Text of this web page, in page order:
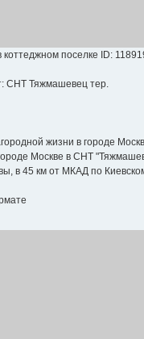
коттеджном поселке ID:
СНТ Тяжмашевец тер.
жизни в городе
Москве в СНТ
в 45 км от МКАД по